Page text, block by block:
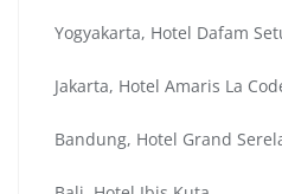
Yogyakarta, Hotel Dafam
Jakarta, Hotel Amaris La
Bandung, Hotel Grand